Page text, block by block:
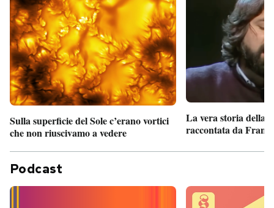
Sulla superficie del Sole c’erano vortici
che non riuscivamo a vedere
La vera storia della
raccontata da
Podcast